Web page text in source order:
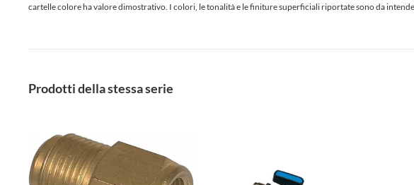
cartelle colore ha valore dimostrativo. I colori, le tonalità e le finiture superficiali riportate sono da
Prodotti della stessa serie